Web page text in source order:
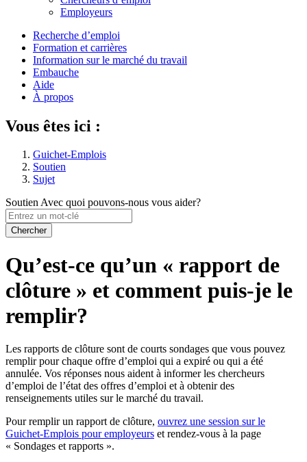
du
compte
Employeurs
Menu
navigation
principal
Recherche d’emploi
Formation et carrières
Information sur le marché du travail
Embauche
Aide
À propos
Vous êtes ici :
Guichet-Emplois
Soutien
Sujet
SoutienAvec quoi pouvons-nous vous aider?
Entrez
un
mot-
Qu’est-ce qu’un « rapport de
clôture » et comment puis-je le
remplir?
Les rapports de clôture sont de courts sondages que vous pouvez
remplir pour chaque offre d’emploi qui a expiré ou qui a été
annulée. Vos réponses nous aident à informer les chercheurs
d’emploi de l’état des offres d’emploi et à obtenir des
renseignements utiles sur le marché du travail.
Pour remplir un rapport de clôture, ouvrez une session sur le
Guichet-Emplois pour employeurs et rendez-vous à la page
« Sondages et rapports ».